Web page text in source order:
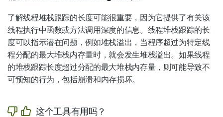
了解线程堆栈跟踪的长度可能很重要，因为它提供了有关该
线程执行中函数或方法调用深度的信息。线程堆栈跟踪的长
度可以指示潜在问题，例如堆栈溢出，当程序超过为特定线
程分配的最大堆栈内存量时，就会发生堆栈溢出。如果线程
的堆栈跟踪长度超过分配的最大堆栈内存量，则可能导致不
可预知的行为，包括崩溃和内存损坏。
这个工具有用吗？